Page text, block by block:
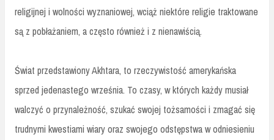
religijnej i wolności wyznaniowej, wciąż niektóre religie traktowane
są z pobłażaniem, a często również i z nienawiścią.
Świat przedstawiony Akhtara, to rzeczywistość amerykańska
sprzed jedenastego września. To czasy, w których każdy musiał
walczyć o przynależność, szukać swojej tożsamości i zmagać się
trudnymi kwestiami wiary oraz swojego odstępstwa w odniesieniu